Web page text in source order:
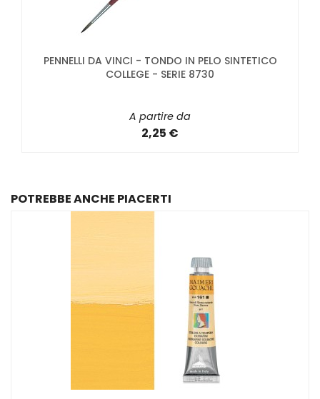
PENNELLI DA VINCI - TONDO IN PELO SINTETICO
COLLEGE - SERIE 8730
A partire da
2,25 €
POTREBBE ANCHE PIACERTI